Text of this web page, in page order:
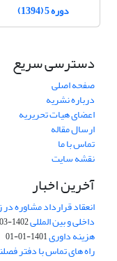
دوره 5 (1394)
دسترسی سریع
صفحه اصلی
درباره نشریه
اعضای هیات تحریریه
ارسال مقاله
تماس با ما
نقشه سایت
آخرین اخبار
انعقاد قرارداد مشاوره
داخلی و بین المللی1402-03-28
هزینه داوری1401-01-01
راه های تماس با دفتر